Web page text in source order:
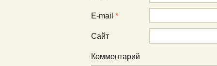
E-mail *
Сайт
Комментарий